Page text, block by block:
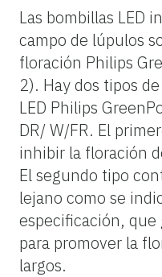
Las bombillas LED
campo de lúpulos
floración Philips
2). Hay dos tipos
LED Philips
DR/ W/FR. El
inhibir la floración
El segundo tipo
lejano como se
especificación,
para promover la
largos.